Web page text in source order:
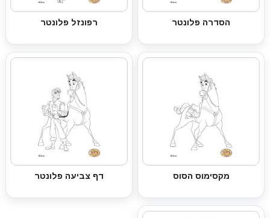
הסדרה פלונטר רפונזל פלונטר
מקסימוס הסוס דף צביעה פלונטר